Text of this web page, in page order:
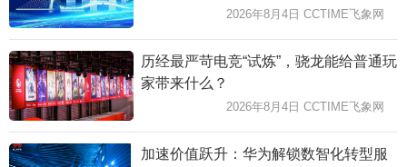
2026年8月4日 CCTIME飞象网
历经最严苛电竞“试炼”，骁龙能给普通玩
家带来什么？
2026年8月4日 CCTIME飞象网
加速价值跃升：华为解锁数智化转型服